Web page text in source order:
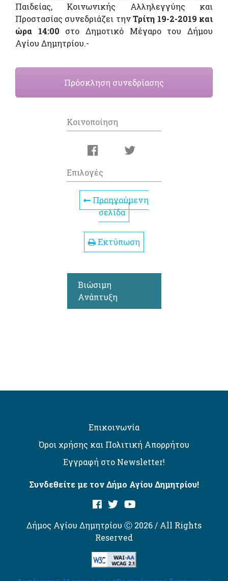
Παιδείας, Κοινωνικής Αλληλεγγύης και
Προστασίας συνεδριάζει τηνΤρίτη 19-2-2019 και
ώρα 14:00 στο Δημοτικό Μέγαρο του Δήμου
Αγίου Δημητρίου.-
Πρόσκληση συνεδρίασης
Κοινοποίηση
Επιλογές
Προηγούμενη
σελίδα
Εκτύπωση
Βιώσιμη
Ανάπτυξη
Επικοινωνία
Όροι χρήσης και Πολιτική Απορρήτου
Εγγραφή στο Newsletter!
Συνδεθείτε με τον Δήμο Αγίου Δημητρίου!
Δήμος Αγίου Δημητρίου Ⓒ 2026 / All Rights
Reserved